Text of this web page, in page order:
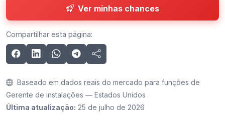
Ver minhas chances
Compartilhar esta página:
Baseado em dados reais do mercado para funções de
Gerente de instalações — Estados Unidos
Última atualização: 25 de julho de 2026